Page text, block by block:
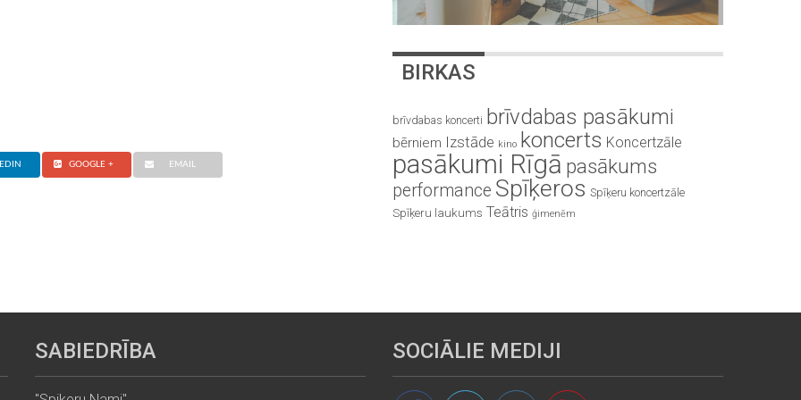
GOOGLE + EMAIL
BIRKAS
brīvdabas koncerti brīvdabas pasākumi
bērniem Izstāde kino koncerts Koncertzāle
pasākumi Rīgā pasākums
performance Spīķeros Spīķeru koncertzāle
Spīķeru laukums Teātris ģimenēm
SABIEDRĪBA SOCIĀLIE MEDIJI